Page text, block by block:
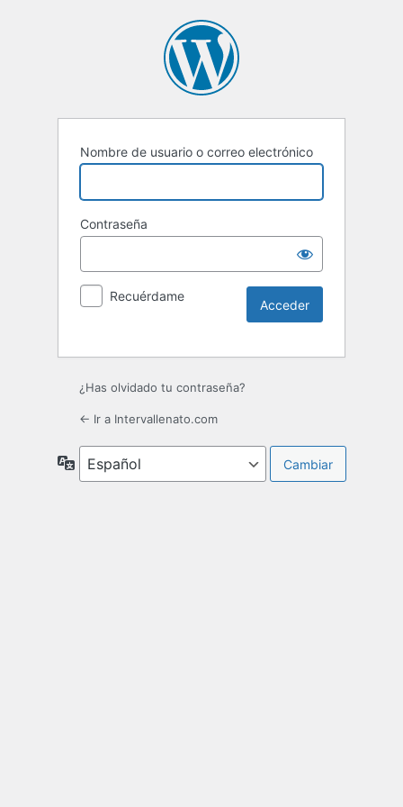
Nombre de usuario o correo electrónico
Contraseña
Recuérdame
¿Has olvidado tu contraseña?
← Ir a Intervallenato.com
Idioma